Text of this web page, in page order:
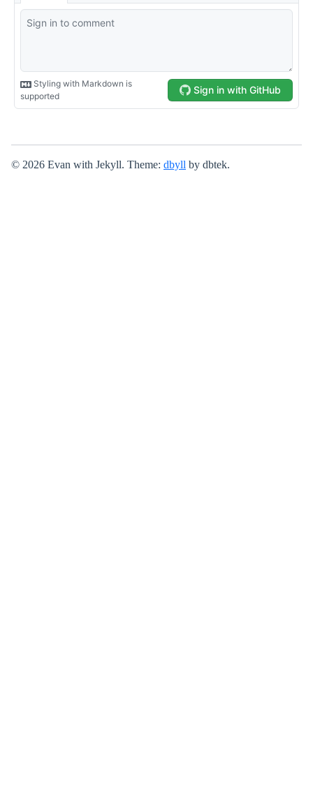
© 2026 Evan with Jekyll. Theme: dbyll by dbtek.